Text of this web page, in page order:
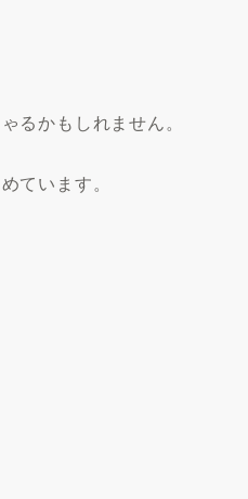
るかもしれません。
ています。